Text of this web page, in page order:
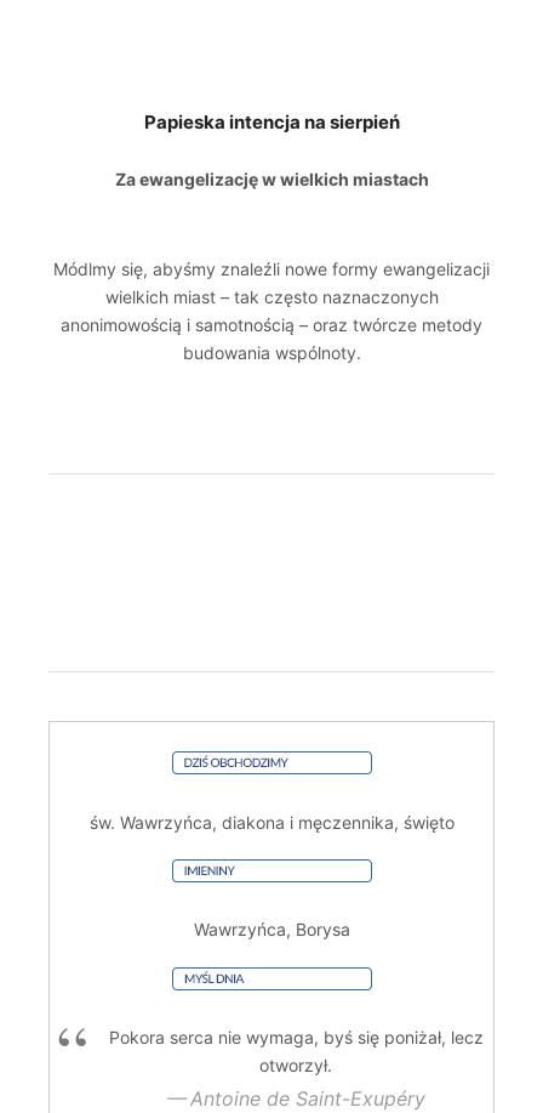
Papieska intencja na sierpień
Za ewangelizację w wielkich miastach
Módlmy się, abyśmy znaleźli nowe formy ewangelizacji
wielkich miast – tak często naznaczonych
anonimowością i samotnością – oraz twórcze metody
budowania wspólnoty.
św. Wawrzyńca, diakona i męczennika, święto
Wawrzyńca, Borysa
Pokora serca nie wymaga, byś się poniżał, lecz
otworzył.
Antoine de Saint-Exupéry